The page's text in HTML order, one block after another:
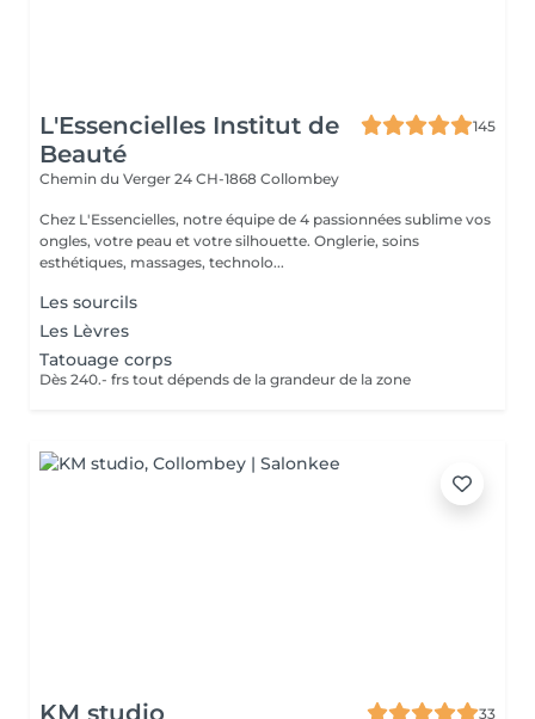
L'Essencielles Institut de
Beauté
145
Chemin du Verger 24 CH-1868 Collombey
Chez L'Essencielles, notre équipe de 4 passionnées sublime vos
ongles, votre peau et votre silhouette. Onglerie, soins
esthétiques, massages, technolo...
Les sourcils
Les Lèvres
Tatouage corps
Dès 240.- frs tout dépends de la grandeur de la zone
KM studio
33